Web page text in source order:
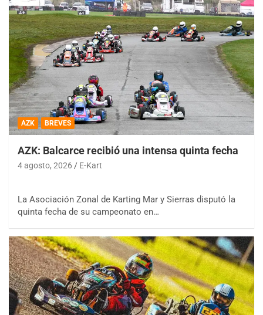
AZK BREVES
AZK: Balcarce recibió una intensa quinta fecha
4 agosto, 2026 E-Kart
La Asociación Zonal de Karting Mar y Sierras disputó la
quinta fecha de su campeonato en…